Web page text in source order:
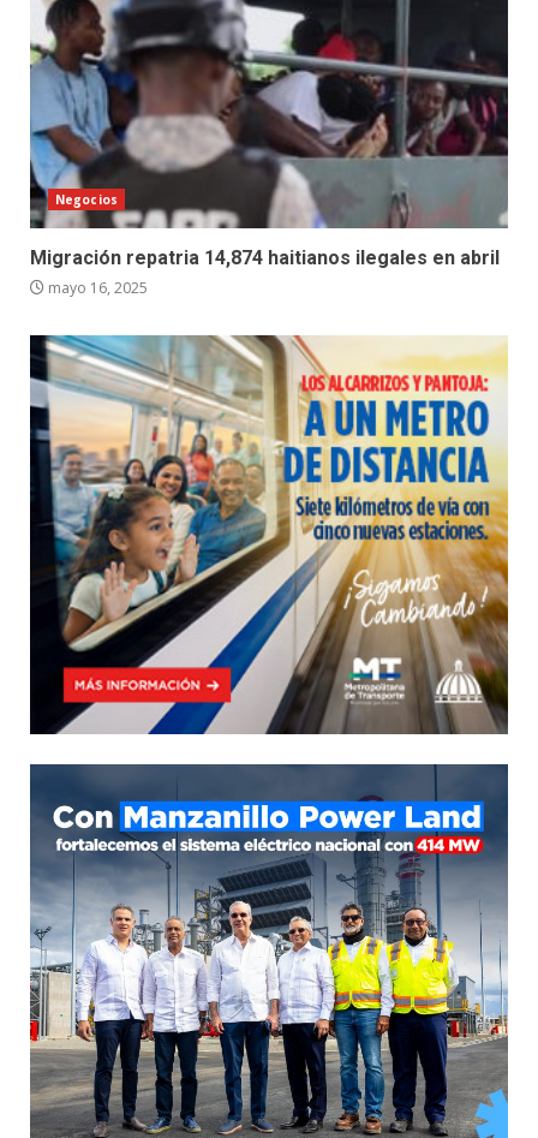
Negocios
Migración repatria 14,874 haitianos ilegales en abril
mayo 16, 2025